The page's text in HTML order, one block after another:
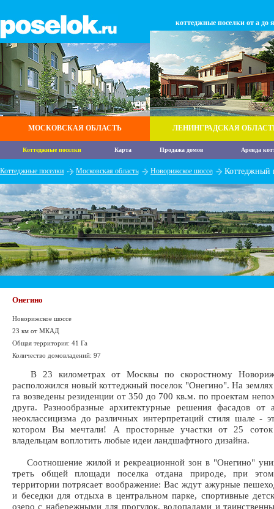
МОСКОВСКАЯ ОБЛАСТЬ
коттеджные поселки от а до я
ЛЕНИНГРАДСКАЯ
Коттеджные поселки Карта Продажа домов Аренда
Коттеджные поселки Московская область Новорижское шоссе Коттеджный
Онегино
Новорижское шоссе
23 км от МКАД
Общая территория: 41 Га
Количество домовладений: 97
В 23 километрах от Москвы по скоростному
расположился новый коттеджный поселок "Онегино". На
га возведены резиденции от 350 до 700 кв.м. по проектам
друга. Разнообразные архитектурные решения фасадов от
неоклассицизма до различных интерпретаций стиля шале -
котором Вы мечтали! А просторные участки от 25 соток
владельцам воплотить любые идеи ландшафтного дизайна.
Соотношение жилой и рекреационной зон в "Онегино"
треть общей площади поселка отдана природе, при этом
территории потрясает воображение: Вас ждут ажурные
и беседки для отдыха в центральном парке, спортивные
озеро с набережными для прогулок, водопадами и